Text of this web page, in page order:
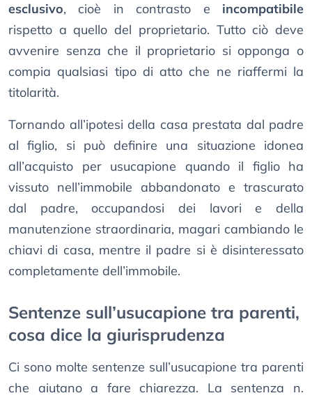
esclusivo, cioè in contrasto e incompatibile
rispetto a quello del proprietario. Tutto ciò deve
avvenire senza che il proprietario si opponga o
compia qualsiasi tipo di atto che ne riaffermi la
titolarità.
Tornando all’ipotesi della casa prestata dal padre
al figlio, si può definire una situazione idonea
all’acquisto per usucapione quando il figlio ha
vissuto nell’immobile abbandonato e trascurato
dal padre, occupandosi dei lavori e della
manutenzione straordinaria, magari cambiando le
chiavi di casa, mentre il padre si è disinteressato
completamente dell’immobile.
Sentenze sull’usucapione tra parenti,
cosa dice la giurisprudenza
Ci sono molte sentenze sull’usucapione tra parenti
che aiutano a fare chiarezza. La sentenza n.